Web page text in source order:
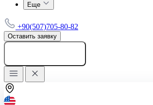
Еще
+90(507)705-80-82
Оставить заявку